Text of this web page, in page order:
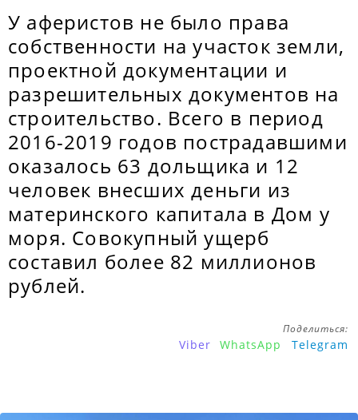
У аферистов не было права
собственности на участок земли,
проектной документации и
разрешительных документов на
строительство. Всего в период
2016-2019 годов пострадавшими
оказалось 63 дольщика и 12
человек внесших деньги из
материнского капитала в Дом у
моря. Совокупный ущерб
составил более 82 миллионов
рублей.
Поделиться:
Viber WhatsApp Telegram